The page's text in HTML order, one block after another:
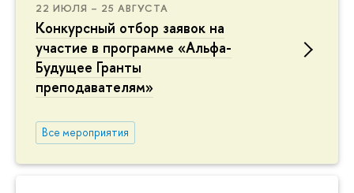
22 ИЮЛЯ – 25 АВГУСТА
Конкурсный отбор заявок на
участие в программе «Альфа-
Будущее Гранты
преподавателям»
Все мероприятия